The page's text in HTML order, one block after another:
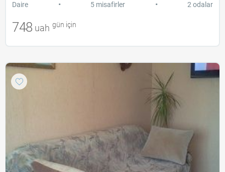
Daire • 5 misafirler • 2 odalar
748 uah gün için